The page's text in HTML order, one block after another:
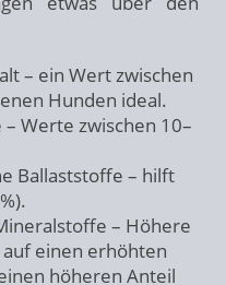
– ein Wert zwischen
Hunden ideal.
Werte zwischen 10–
Ballaststoffe – hilft
– Höhere
einen erhöhten
höheren Anteil